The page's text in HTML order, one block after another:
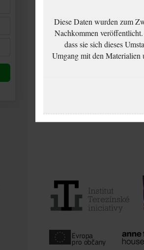
Diese Daten wurden zum
Nachkommen
dass sie sich dieses
Umgang mit den